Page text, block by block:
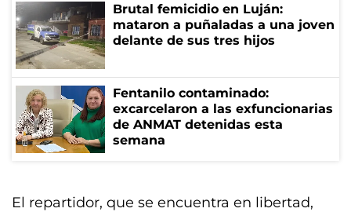
Brutal femicidio en Luján:
mataron a puñaladas a una joven
delante de sus tres hijos
Fentanilo contaminado:
excarcelaron a las exfuncionarias
de ANMAT detenidas esta
semana
El repartidor, que se encuentra en libertad,